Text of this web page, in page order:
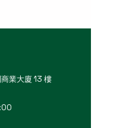
業大廈 13 樓